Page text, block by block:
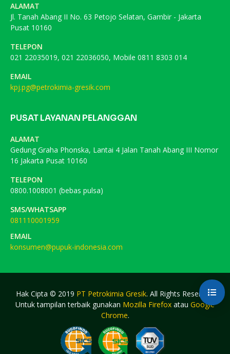
ALAMAT
Jl. Tanah Abang II No. 63 Petojo Selatan, Gambir - Jakarta
Pusat 10160
TELEPON
021 22035019, 021 22036050, Mobile 0811 8303 014
EMAIL
kpj.pg@petrokimia-gresik.com
PUSAT LAYANAN PELANGGAN
ALAMAT
Gedung Graha Phonska, Lantai 4 Jalan Tanah Abang III Nomor
16 Jakarta Pusat 10160
TELEPON
0800.1008001 (bebas pulsa)
SMS/WHATSAPP
081110001959
EMAIL
konsumen@pupuk-indonesia.com
Hak Cipta © 2019 PT Petrokimia Gresik. All Rights Reserved.
Untuk tampilan terbaik gunakan Mozilla Firefox atau Google
Chrome.